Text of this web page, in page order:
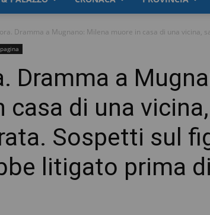
Dramma a Mugnano: Milena muore in casa di una vicina,
Dramma a
casa di una
Sospetti sul
litigato prima